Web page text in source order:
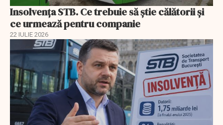
Insolvenţa STB. Ce trebuie să ştie călătorii şi
ce urmează pentru companie
22 IULIE 2026